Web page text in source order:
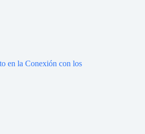
en la Conexión con los